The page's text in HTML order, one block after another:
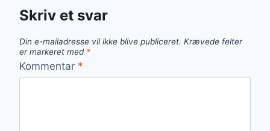
Skriv et svar
Din e-mailadresse vil ikke blive publiceret. Krævede felter
er markeret med *
Kommentar *